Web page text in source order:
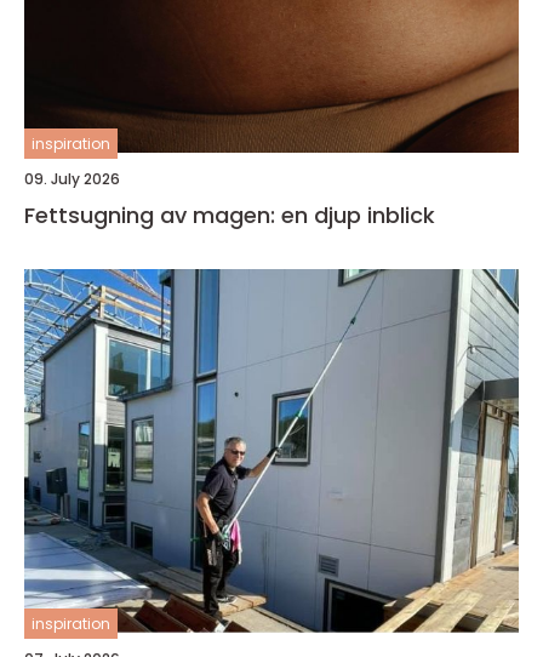
inspiration
09. July 2026
Fettsugning av magen: en djup inblick
inspiration